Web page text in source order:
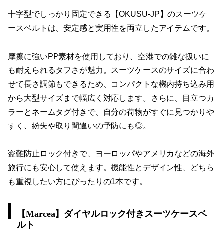
十字型でしっかり固定できる【OKUSU-JP】のスーツケ
ースベルトは、安定感と実用性を両立したアイテムです。
摩擦に強いPP素材を使用しており、空港での雑な扱いに
も耐えられるタフさが魅力。スーツケースのサイズに合わ
せて長さ調節もできるため、コンパクトな機内持ち込み用
から大型サイズまで幅広く対応します。さらに、目立つカ
ラーとネームタグ付きで、自分の荷物がすぐに見つかりや
すく、紛失や取り間違いの予防にも◎。
盗難防止ロック付きで、ヨーロッパやアメリカなどの海外
旅行にも安心して使えます。機能性とデザイン性、どちら
も重視したい方にぴったりの1本です。
【Marcea】ダイヤルロック付きスーツケースベ
ルト